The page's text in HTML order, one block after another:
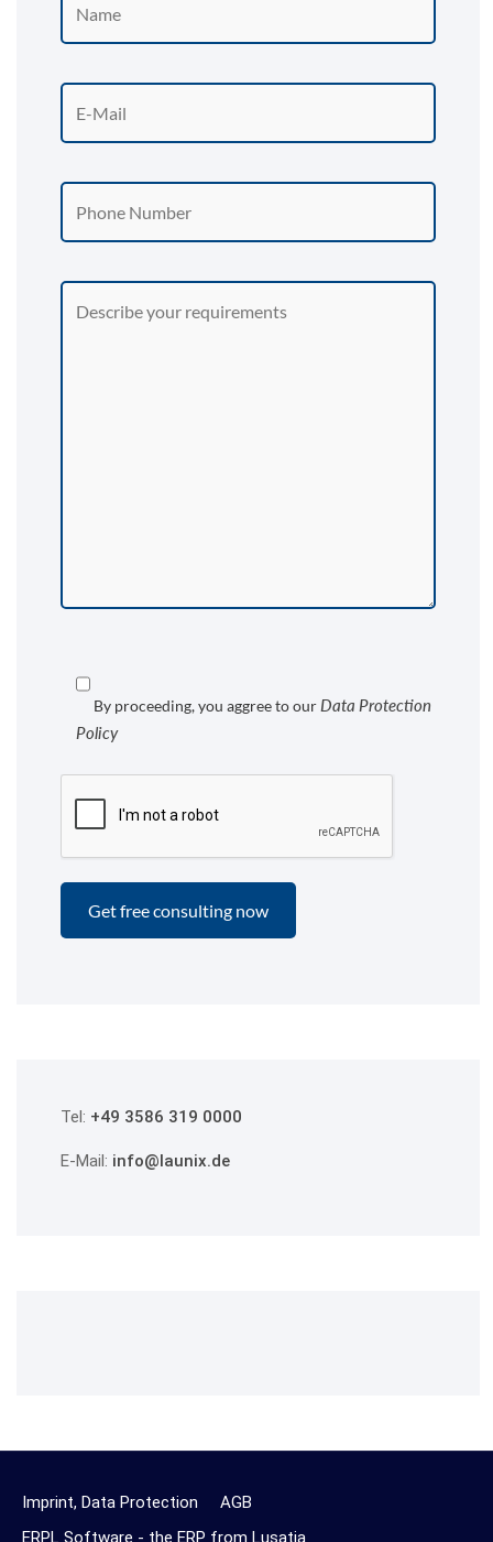
By proceeding, you aggree to our Data Protection
Policy
Tel: +49 3586 319 0000
E-Mail: info@launix.de
Imprint, Data Protection
AGB